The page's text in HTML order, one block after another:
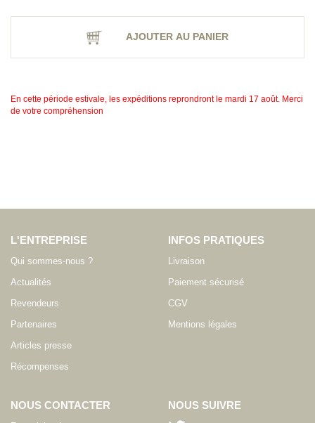
AJOUTER AU PANIER
En cette période estivale, les expéditions reprondront le mardi 17 août. Merci
de votre compréhension
L'ENTREPRISE
Qui sommes-nous ?
Actualités
Revendeurs
Partenaires
Articles presse
Récompenses
INFOS PRATIQUES
Livraison
Paiement sécurisé
CGV
Mentions légales
NOUS CONTACTER NOUS SUIVRE